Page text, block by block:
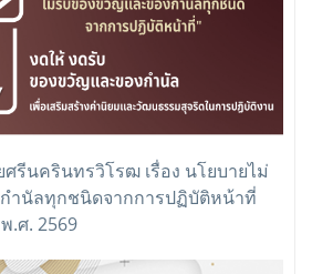
รีนครินทรวิโรฒ เรื่อง นโยบายไม่
ำนัลทุกชนิดจากการปฏิบัติหน้าที่
.ศ. 2569